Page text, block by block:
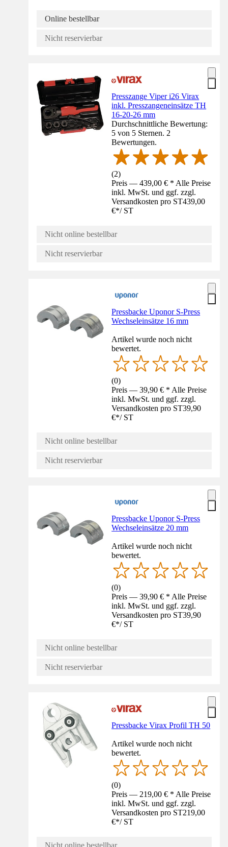
Online bestellbar
Nicht reservierbar
Presszange Viper i26 Virax
inkl. Presszangeneinsätze TH
16-20-26 mm
Durchschnittliche Bewertung:
5 von 5 Sternen. 2
Bewertungen.
(2)
Preis — 439,00 € * Alle Preise
inkl. MwSt. und ggf. zzgl.
Versandkosten pro ST439,00
€*/ ST
Nicht online bestellbar
Nicht reservierbar
Pressbacke Uponor S-Press
Wechseleinsätze 16 mm
Artikel wurde noch nicht
bewertet.
(0)
Preis — 39,90 € * Alle Preise
inkl. MwSt. und ggf. zzgl.
Versandkosten pro ST39,90
€*/ ST
Nicht online bestellbar
Nicht reservierbar
Pressbacke Uponor S-Press
Wechseleinsätze 20 mm
Artikel wurde noch nicht
bewertet.
(0)
Preis — 39,90 € * Alle Preise
inkl. MwSt. und ggf. zzgl.
Versandkosten pro ST39,90
€*/ ST
Nicht online bestellbar
Nicht reservierbar
Pressbacke Virax Profil TH 50
Artikel wurde noch nicht
bewertet.
(0)
Preis — 219,00 € * Alle Preise
inkl. MwSt. und ggf. zzgl.
Versandkosten pro ST219,00
€*/ ST
Nicht online bestellbar